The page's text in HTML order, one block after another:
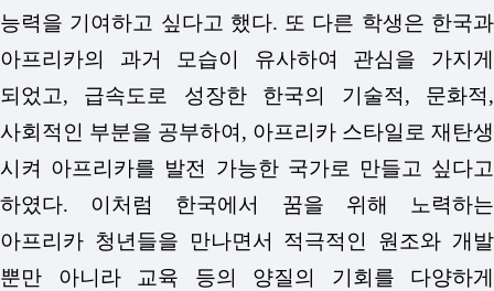
능력을 기여하고 싶다고 했다. 또 다른 학생은 한국과
아프리카의 과거 모습이 유사하여 관심을 가지게
되었고, 급속도로 성장한 한국의 기술적, 문화적,
사회적인 부분을 공부하여, 아프리카 스타일로 재탄생
시켜 아프리카를 발전 가능한 국가로 만들고 싶다고
하였다. 이처럼 한국에서 꿈을 위해 노력하는
아프리카 청년들을 만나면서 적극적인 원조와 개발
뿐만 아니라 교육 등의 양질의 기회를 다양하게